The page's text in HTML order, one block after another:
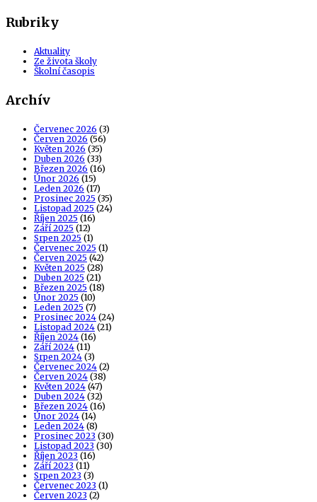
Rubriky
Aktuality
Ze života školy
Školní časopis
Archív
Červenec 2026 (3)
Červen 2026 (56)
Květen 2026 (35)
Duben 2026 (33)
Březen 2026 (16)
Únor 2026 (15)
Leden 2026 (17)
Prosinec 2025 (35)
Listopad 2025 (24)
Říjen 2025 (16)
Září 2025 (12)
Srpen 2025 (1)
Červenec 2025 (1)
Červen 2025 (42)
Květen 2025 (28)
Duben 2025 (21)
Březen 2025 (18)
Únor 2025 (10)
Leden 2025 (7)
Prosinec 2024 (24)
Listopad 2024 (21)
Říjen 2024 (16)
Září 2024 (11)
Srpen 2024 (3)
Červenec 2024 (2)
Červen 2024 (38)
Květen 2024 (47)
Duben 2024 (32)
Březen 2024 (16)
Únor 2024 (14)
Leden 2024 (8)
Prosinec 2023 (30)
Listopad 2023 (30)
Říjen 2023 (16)
Září 2023 (11)
Srpen 2023 (3)
Červenec 2023 (1)
Červen 2023 (2)